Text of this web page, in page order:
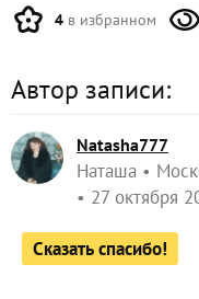
4 в избранном
Автор записи:
Natasha777
Наташа
27 октября
Сказать спасибо!